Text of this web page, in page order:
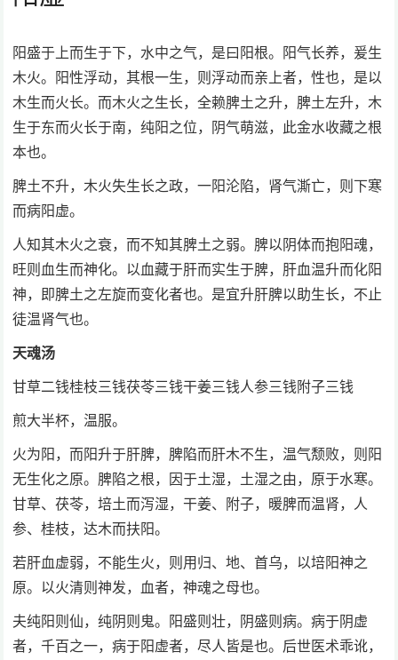
阳盛于上而生于下，水中之气，是曰阳根。阳气长养，爰生
木火。阳性浮动，其根一生，则浮动而亲上者，性也，是以
木生而火长。而木火之生长，全赖脾土之升，脾土左升，木
生于东而火长于南，纯阳之位，阴气萌滋，此金水收藏之根
本也。
脾土不升，木火失生长之政，一阳沦陷，肾气澌亡，则下寒
而病阳虚。
人知其木火之衰，而不知其脾土之弱。脾以阴体而抱阳魂，
旺则血生而神化。以血藏于肝而实生于脾，肝血温升而化阳
神，即脾土之左旋而变化者也。是宜升肝脾以助生长，不止
徒温肾气也。
天魂汤
甘草二钱桂枝三钱茯苓三钱干姜三钱人参三钱附子三钱
煎大半杯，温服。
火为阳，而阳升于肝脾，脾陷而肝木不生，温气颓败，则阳
无生化之原。脾陷之根，因于土湿，土湿之由，原于水寒。
甘草、茯苓，培土而泻湿，干姜、附子，暖脾而温肾，人
参、桂枝，达木而扶阳。
若肝血虚弱，不能生火，则用归、地、首乌，以培阳神之
原。以火清则神发，血者，神魂之母也。
夫纯阳则仙，纯阴则鬼。阳盛则壮，阴盛则病。病于阴虚
者，千百之一，病于阳虚者，尽人皆是也。后世医术乖讹，